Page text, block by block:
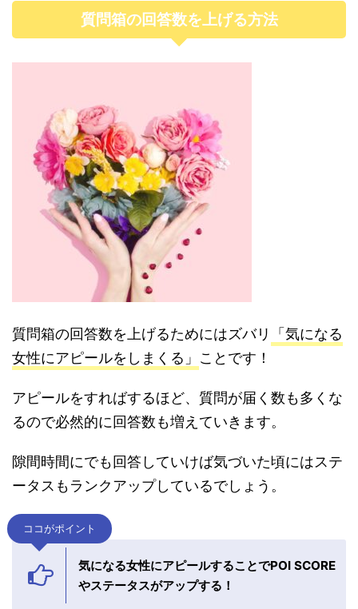
質問箱の回答数を上げる方法
質問箱の回答数を上げるためにはズバリ
「気になる
女性にアピールをしまくる」 ことです！
アピールをすればするほど、質問が届く数も多くな
るので必然的に回答数も増えていきます。
隙間時間にでも回答していけば気づいた頃にはステ
ータスもランクアップしているでしょう。
ココがポイント
気になる女性にアピールすることでPOI SCORE
やステータスがアップする！